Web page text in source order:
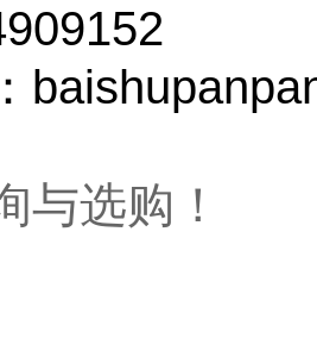
与选购！